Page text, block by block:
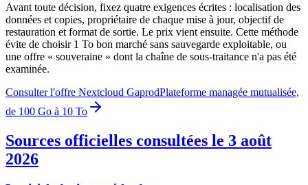
Avant toute décision, fixez quatre exigences écrites : localisation des
données et copies, propriétaire de chaque mise à jour, objectif de
restauration et format de sortie. Le prix vient ensuite. Cette méthode
évite de choisir 1 To bon marché sans sauvegarde exploitable, ou
une offre « souveraine » dont la chaîne de sous-traitance n'a pas été
examinée.
Consulter l'offre Nextcloud GaprodPlateforme managée mutualisée,
de 100 Go à 10 To
Sources officielles consultées le 3 août
2026